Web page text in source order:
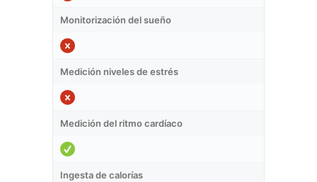
Monitorización del sueño
Medición niveles de estrés
Medición del ritmo cardíaco
Ingesta de calorías